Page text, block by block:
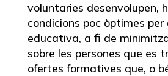
voluntaries desenvolupen,
condicions poc òptimes per
educativa, a fi de
sobre les persones que es
ofertes formatives que, o